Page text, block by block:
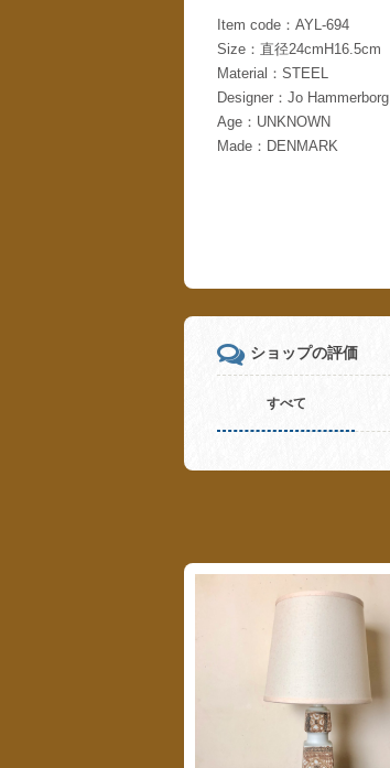
Item code：AYL-694
Size：直径24cmH16.5cm
Material：STEEL
Designer：Jo Hammerborg
Age：UNKNOWN
Made：DENMARK
ショップの評価
すべて